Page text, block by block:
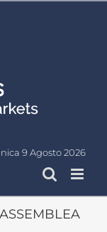
9 Agosto 2026